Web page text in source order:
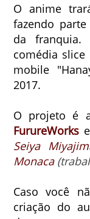
O anime
fazendo
da
comédia
mobile
2017.
O projeto é
FurureWorks e
Seiya
Monaca
Caso você
criação do